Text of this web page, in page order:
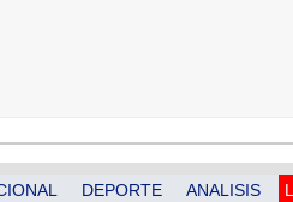
DEPORTE ANALISIS